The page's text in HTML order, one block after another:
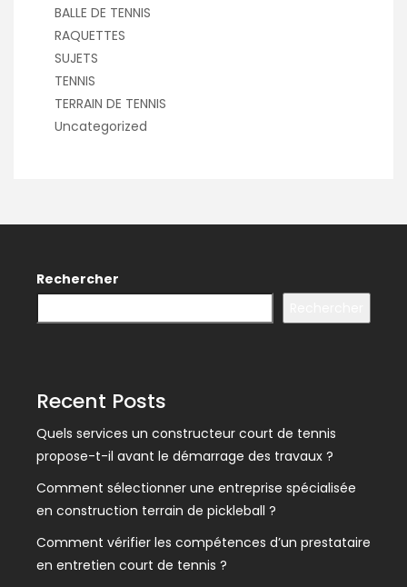
BALLE DE TENNIS
RAQUETTES
SUJETS
TENNIS
TERRAIN DE TENNIS
Uncategorized
Rechercher
Recent Posts
Quels services un constructeur court de tennis
propose-t-il avant le démarrage des travaux ?
Comment sélectionner une entreprise spécialisée
en construction terrain de pickleball ?
Comment vérifier les compétences d’un prestataire
en entretien court de tennis ?